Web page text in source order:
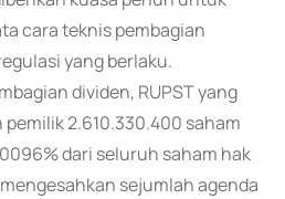
cara teknis pembagian
yang berlaku.
dividen, RUPST yang
2.610.330.400 saham
dari seluruh saham hak
sejumlah agenda